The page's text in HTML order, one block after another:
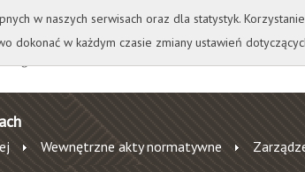
Wirtualna Uczelnia A A A A
Wewnętrzne akty normatywne
w naszych serwisach oraz dla statystyk.
dokonać w każdym czasie zmiany ustawień